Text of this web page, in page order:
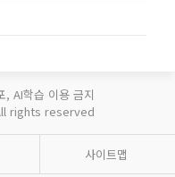
, AI학습 이용 금지
rights reserved
사이트맵